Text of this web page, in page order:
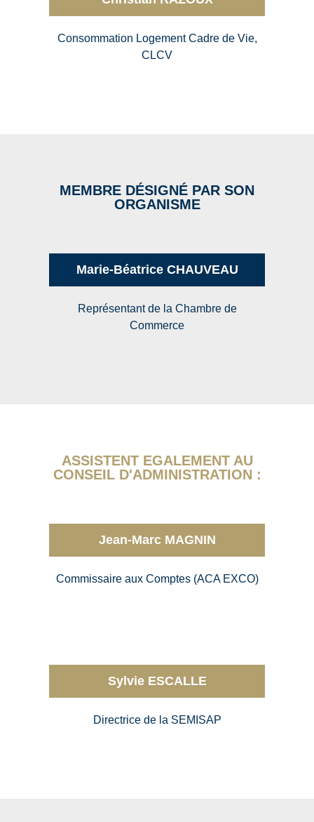
Consommation Logement Cadre de Vie,
CLCV
MEMBRE DÉSIGNÉ PAR SON
ORGANISME
Marie-Béatrice CHAUVEAU
Représentant de la Chambre de
Commerce
ASSISTENT EGALEMENT AU
CONSEIL D'ADMINISTRATION :
Jean-Marc MAGNIN
Commissaire aux Comptes (ACA EXCO)
Sylvie ESCALLE
Directrice de la SEMISAP